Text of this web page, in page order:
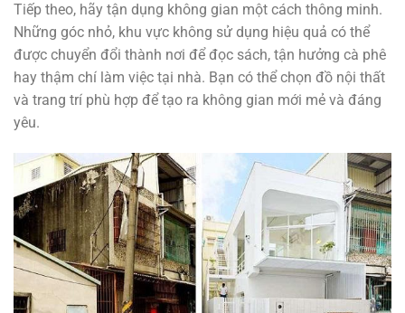
Tiếp theo, hãy tận dụng không gian một cách thông minh.
Những góc nhỏ, khu vực không sử dụng hiệu quả có thể
được chuyển đổi thành nơi để đọc sách, tận hưởng cà phê
hay thậm chí làm việc tại nhà. Bạn có thể chọn đồ nội thất
và trang trí phù hợp để tạo ra không gian mới mẻ và đáng
yêu.